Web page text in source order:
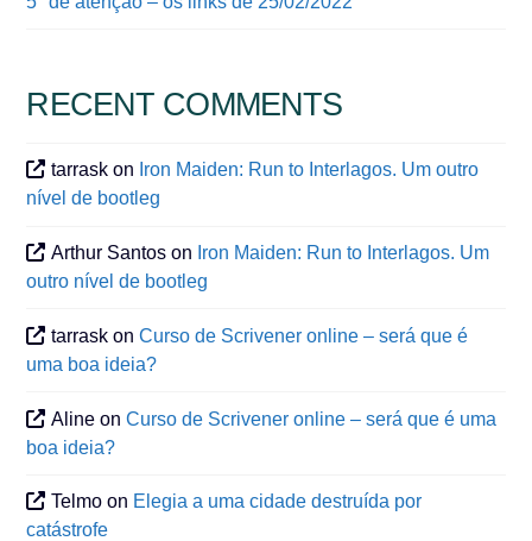
RECENT COMMENTS
tarrask on Iron Maiden: Run to Interlagos. Um outro
nível de bootleg
Arthur Santos on Iron Maiden: Run to Interlagos. Um
outro nível de bootleg
tarrask onCurso de Scrivener online – será que é
uma boa ideia?
Aline onCurso de Scrivener online – será que é uma
boa ideia?
Telmo on Elegia a uma cidade destruída por
catástrofe